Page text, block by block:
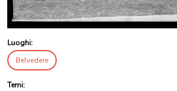
Luoghi:
Belvedere
Temi: